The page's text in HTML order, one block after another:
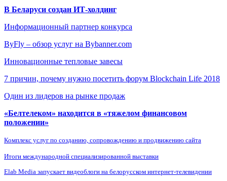
В Беларуси создан ИТ-холдинг
Информационный партнер конкурса
ByFly – обзор услуг на Bybanner.com
Инновационные тепловые завесы
7 причин, почему нужно посетить форум Blockchain Life 2018
Один из лидеров на рынке продаж
«Белтелеком» находится в «тяжелом финансовом
положении»
Комплекс услуг по созданию, сопровождению и продвижению сайта
Итоги международной специализированной выставки
Elab Media запускает видеоблоги на белорусском интернет-телевидении